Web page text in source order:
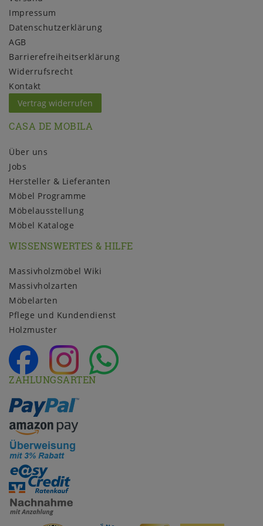
Impressum
Daten­schutz­erklärung
AGB
Barrierefreiheitserklärung
Widerrufs­recht
Kontakt
Vertrag widerrufen
CASA DE MOBILA
Über uns
Jobs
Hersteller & Lieferanten
Möbel Programme
Möbelausstellung
Möbel Kataloge
WISSENSWERTES & HILFE
Massivholzmöbel Wiki
Massivholzarten
Möbelarten
Pflege und Kundendienst
Holzmuster
ZAHLUNGSARTEN